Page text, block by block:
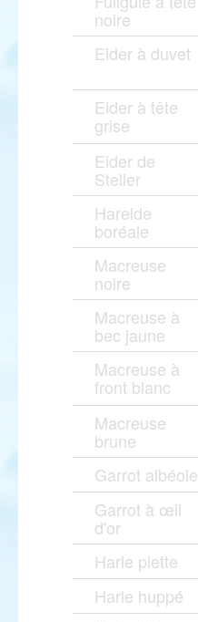
noire
Eider à duvet
Eider à tête
grise
Eider de
Steller
Harelde
boréale
Macreuse
noire
Macreuse à
bec jaune
Macreuse à
front blanc
Macreuse
brune
Garrot albéole
Garrot à œil
d'or
Harle piette
Harle huppé